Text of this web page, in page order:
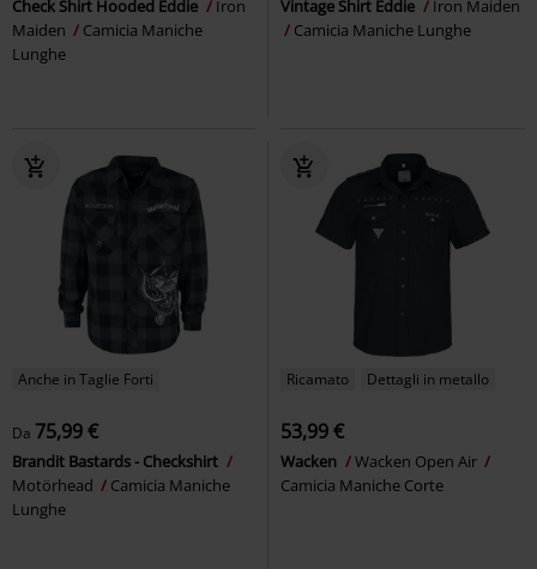
Check Shirt Hooded Eddie
Iron
Maiden
Camicia Maniche
Lunghe
Vintage Shirt Eddie
Iron Maiden
Camicia Maniche Lunghe
Anche in Taglie Forti
Da 75,99 €
Brandit Bastards - Checkshirt
Motörhead
Camicia Maniche
Lunghe
Ricamato Dettagli in metallo
53,99 €
Wacken
Wacken Open Air
Camicia Maniche Corte